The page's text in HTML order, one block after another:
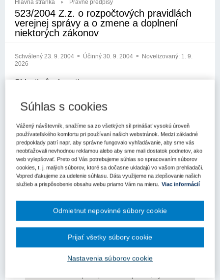
Hlavná stránka Právne predpisy
523/2004 Z.z. o rozpočtových pravidlách
verejnej správy a o zmene a doplnení
niektorých zákonov
Schválený 23. 9. 2004 Účinný 30. 9. 2004 Novelizovaný: 1. 9.
2026
Oblasti pôsobnosti
VZDELÁVANIE;ŠTÁTNA SPRÁVA. VEREJNÁ
ÚNIA.;Fondy;Štátna úverová politika. Dotácie. Subvencie;Hlásenie
pobytu. Kočujúce osoby;Rozpočtové a príspevkové organizácie.
Štátne podniky. Národné podniky;Pohľadávky právnických a
fyzických osôb a peňažných ústavov;Národný majetok.
Vlastníctvo štátu. Vlastníctvo obcí;Pokuty. Blokové pokuty;Dane
všeobecne;Odvody do štátneho rozpočtu;Štátny rozpočet.
Rozpočty územných celkov, krajov a obcí; ...
Znenie
Vzťahy
Obsah predpisu sa zobrazuje len prihlásených
Odomknite si prístup k odbornému obsahu na
Prístup k obsahu portálu majú len registrovaní
používatelia portálu. Pokiaľ ste už zaregistrovaný,
stačí sa prihlásiť.
Súhlas s cookies
Vážený návštevník, snažíme sa zo všetkých síl prinášať vysokú úroveň
používateľského komfortu pri používaní našich webstránok. Medzi základné
predpoklady patrí napr. aby správne fungovalo vyhľadávanie, aby sme vás
neobťažovali nevhodnou reklamou alebo aby sme mali dostatok podnetov, ako
web vylepšovať. Preto od Vás potrebujeme súhlas so spracovaním súborov
cookies, t. j. malých súborov, ktoré sa dočasne ukladajú vo vašom prehliadači.
Vopred ďakujeme za udelenie súhlasu. Dáta využijeme na zlepšovanie našich
služieb a prispôsobenie obsahu webu priamo Vám na mieru.
Viac informácií
Nastavenia súborov cookie
Odmietnut nepovinné súbory cookie
Prijať všetky súbory cookie